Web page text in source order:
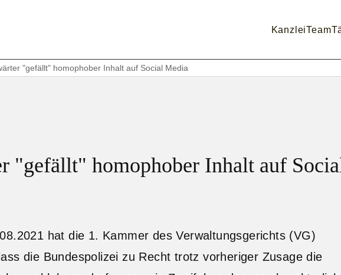
KanzleiTeam
"gefällt" homophober Inhalt auf Social Media
"gefällt" homophober Inhalt auf
hat die 1. Kammer des Verwaltungsgerichts (VG)
die Bundespolizei zu Recht trotz vorheriger Zusage die